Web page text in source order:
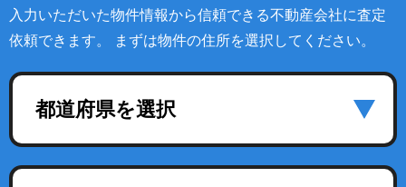
入力いただいた物件情報から信頼できる不動産会社に査定
依頼できます。 まずは物件の住所を選択してください。
都道府県を選択